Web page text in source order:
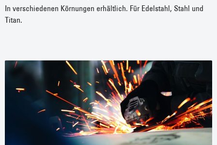
In verschiedenen Körnungen erhältlich. Für Edelstahl, Stahl und
Titan.